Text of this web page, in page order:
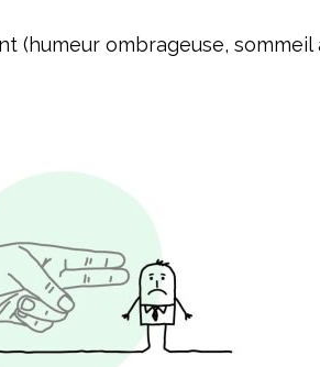
(humeur ombrageuse,